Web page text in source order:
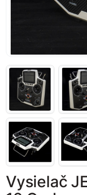
Vysielač